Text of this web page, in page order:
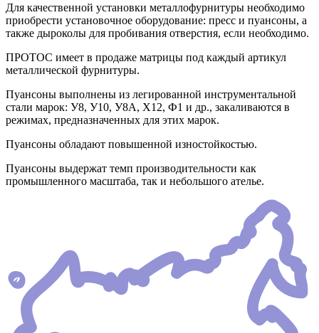
Для качественной установки металлофурнитуры необходимо
приобрести установочное оборудование: пресс и пуансоны, а
также дыроколы для пробивания отверстия, если необходимо.
ПРОТОС имеет в продаже матрицы под каждый артикул
металлической фурнитуры.
Пуансоны выполнены из легированной инструментальной
стали марок: У8, У10, У8А, Х12, Ф1 и др., закаливаются в
режимах, предназначенных для этих марок.
Пуансоны обладают повышенной изностойкостью.
Пуансоны выдержат темп производительности как
промышленного масштаба, так и небольшого ателье.